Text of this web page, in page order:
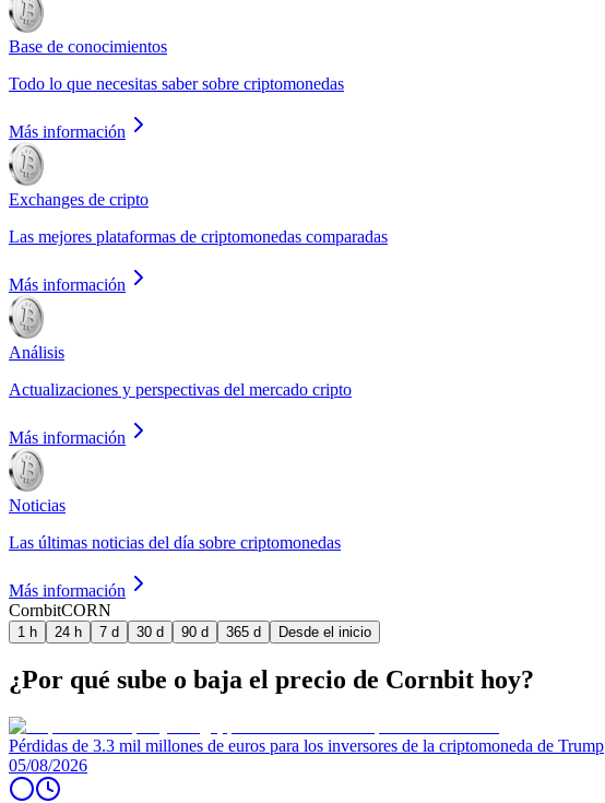
Base de conocimientos
Todo lo que necesitas saber sobre criptomonedas
Más información
Exchanges de cripto
Las mejores plataformas de criptomonedas comparadas
Más información
Análisis
Actualizaciones y perspectivas del mercado cripto
Más información
Noticias
Las últimas noticias del día sobre criptomonedas
Más información
CornbitCORN
1 h 24 h 7 d 30 d 90 d 365 d Desde el inicio
¿Por qué sube o baja el precio de Cornbit hoy?
Pérdidas de 3.3 mil millones de euros para los inversores de la criptomoneda de Trump
05/08/2026